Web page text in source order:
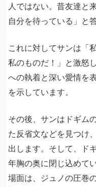
人ではない。昔友達と
自分を待っている」と
これに対してサンは「
私のものだ！」と激怒
への執着と深い愛情を
を示しています。
その後、サンはドギム
た反省文などを見つけ
出します。そして、ド
年胸の奥に閉じ込めて
場面は、ジュノの圧巻